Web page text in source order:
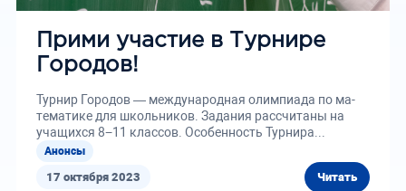
17 октября 2023 Читать
Прими участие в Турнире
Городов!
Турнир Городов — меж­ду­народ­ная олим­пи­ада по ма­
тема­тике для школь­ни­ков. Задания расс­чи­таны на
учащихся 8−11 классов. Осо­бен­ность Турнира...
Анонсы